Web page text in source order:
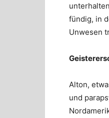
fündig, in
Unwesen
Alton,
und